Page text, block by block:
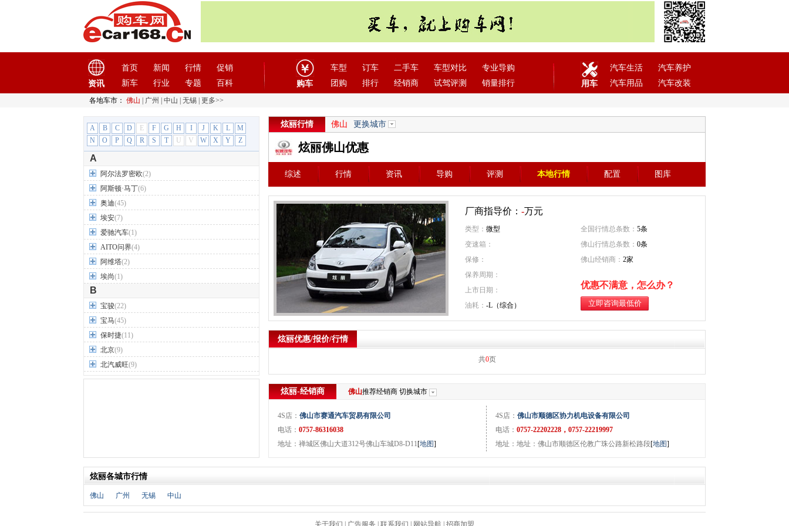
资讯
首页 新闻 行情
促销
新车
行业 专题 百科 购车
车型 订车 二手车 车型对比
专业导购
团购
排行 经销商 试驾评测 销量排行 用车
汽车生活
汽车养护
汽车用品
汽车改装
各地车市： 佛山 广州 中山 无锡 更多>>
A B C D E F G H I J K L
M
N
O P Q R S T U V W X Y Z
A
阿尔法罗密欧(2)
阿斯顿·马丁(6)
奥迪(45)
埃安(7)
爱驰汽车(1)
AITO问界(4)
阿维塔(2)
埃尚(1)
B
宝骏(22)
宝马(45)
保时捷(11)
北京(9)
北汽威旺(9)
北汽制造(7)
宾利(5)
比亚迪(56)
布加迪
(1)
北汽昌河(12)
炫丽行情 佛山 更换城市
炫丽佛山优惠
综述 行情 资讯 导购 评测 本地行情 配置 图库
厂商指导价： -万元
类型： 微型 全国行情总条数： 5条
变速箱：
佛山行情总条数： 0条
保修：
佛山经销商： 2家
保养周期：
优惠不满意，怎么办？
上市日期：
油耗： -L（综合）
炫丽优惠/报价/行情
共0页
炫丽-经销商 佛山推荐经销商 切换城市
4S店： 佛山市赛通汽车贸易有限公司
电话： 0757-86316038
地址：禅城区佛山大道312号佛山车城D8-D11[地图]
4S店： 佛山市顺德区协力机电设备有限公司
电话： 0757-22202228，0757-22219997
地址：地址：佛山市顺德区伦教广珠公路新松路段[地图]
炫丽各城市行情
佛山 广州 无锡 中山
关于我们 广告服务 联系我们 网站导航 招商加盟